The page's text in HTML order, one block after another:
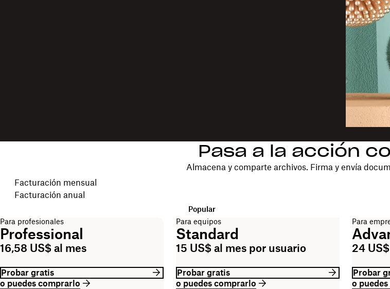
Pasa a la acción
Almacena y comparte archivos. Firma y envía
Elegir tu ciclo de facturación
Facturación mensual
Facturación anual
Para profesionales
Professional
16,58 US$ al mes
Probar gratis
o puedes comprarlo
Popular
Para equipos
Standard
15 US$ al mes por usuario
Probar gratis
o puedes comprarlo
Para
24
Probar
o